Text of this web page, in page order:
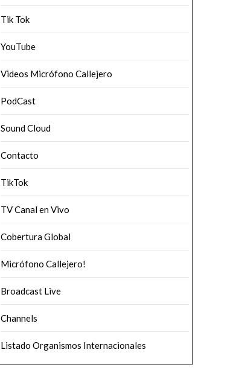
Tik Tok
YouTube
Videos Micrófono Callejero
PodCast
Sound Cloud
Contacto
TikTok
TV Canal en Vivo
Cobertura Global
Micrófono Callejero!
Broadcast Live
Channels
Listado Organismos Internacionales